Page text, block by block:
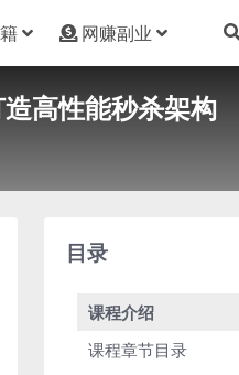
网赚副业
高性能秒杀架构
目录
课程介绍
课程章节目录